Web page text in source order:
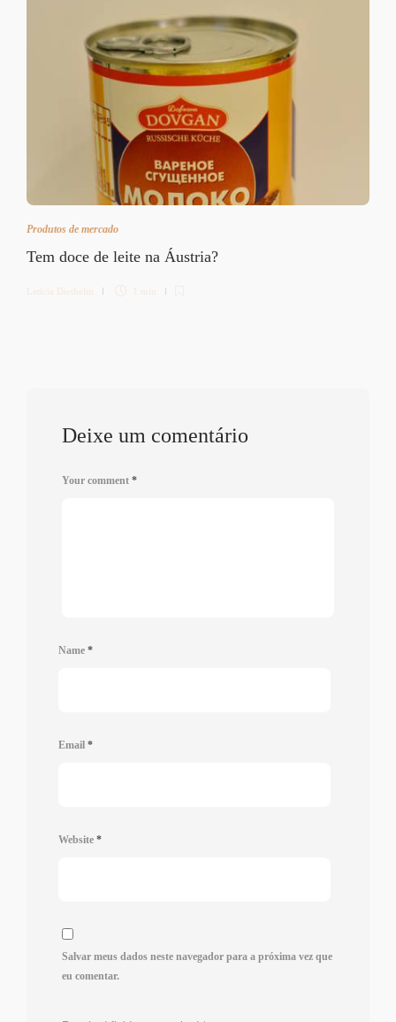
Produtos de mercado
Tem doce de leite na Áustria?
Letícia Diethelm 1 min
Deixe um comentário
Your comment *
Name *
Email *
Website *
Salvar meus dados neste navegador para a próxima vez que
eu comentar.